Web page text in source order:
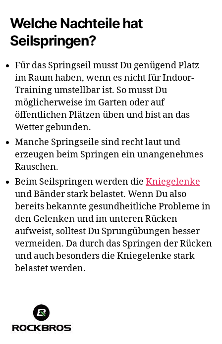
Welche Nachteile hat
Seilspringen?
Für das Springseil musst Du genügend Platz
im Raum haben, wenn es nicht für Indoor-
Training umstellbar ist. So musst Du
möglicherweise im Garten oder auf
öffentlichen Plätzen üben und bist an das
Wetter gebunden.
Manche Springseile sind recht laut und
erzeugen beim Springen ein unangenehmes
Rauschen.
Beim Seilspringen werden die Kniegelenke
und Bänder stark belastet. Wenn Du also
bereits bekannte gesundheitliche Probleme in
den Gelenken und im unteren Rücken
aufweist, solltest Du Sprungübungen besser
vermeiden. Da durch das Springen der Rücken
und auch besonders die Kniegelenke stark
belastet werden.